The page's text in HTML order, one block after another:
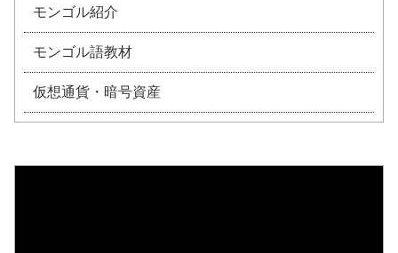
モンゴル紹介
モンゴル語教材
仮想通貨・暗号資産